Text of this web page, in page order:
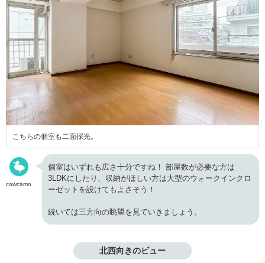
こちらの個室も二面採光。
cowcamo
個室はいずれも広さ十分ですね！ 部屋数が必要な方は
3LDKにしたり、収納がほしい方は大型のウォークインクロ
ーゼットを設けてもよさそう！
続いては三方向の眺望を見ていきましょう。
北西向きのビュー